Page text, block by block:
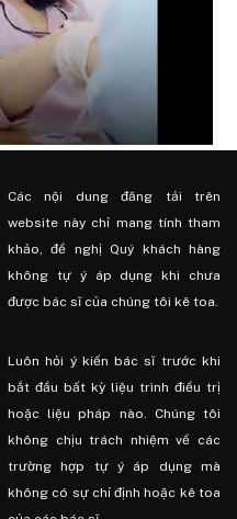
Các nội dung đăng tải trên
website này chỉ mang tính tham
khảo, đề nghị Quý khách hàng
không tự ý áp dụng khi chưa
được bác sĩ của chúng tôi kê toa.
Luôn hỏi ý kiến ​​bác sĩ trước khi
bắt đầu bất kỳ liệu trình điều trị
hoặc liệu pháp nào. Chúng tôi
không chịu trách nhiệm về các
trường hợp tự ý áp dụng mà
không có sự chỉ định hoặc kê toa